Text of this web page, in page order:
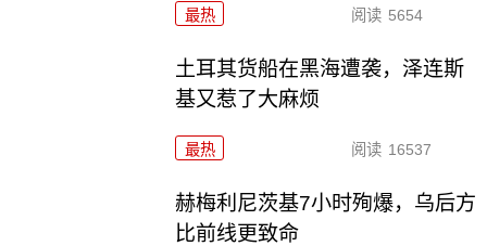
最热 阅读 5654
土耳其货船在黑海遭袭，泽连斯
基又惹了大麻烦
最热 阅读 16537
赫梅利尼茨基7小时殉爆，乌后方
比前线更致命